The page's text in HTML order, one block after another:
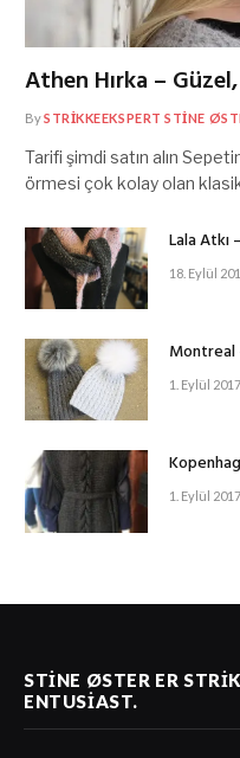
Athen Hırka –
BySTRIKKEEKSPERT STINE
Tarifi şimdi satın alın
örmesi çok kolay olan
Lala Atkı
18. Eylül
Montreal
1. Eylül 2017
1. Eylül 2017
STINE ØSTER ER
ENTUSIAST.